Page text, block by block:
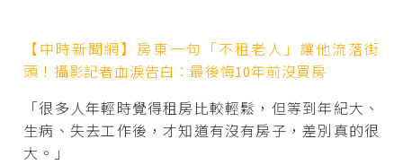
【中時新聞網】房東一句「不租老人」讓他流落街
頭！攝影記者血淚告白：最後悔10年前沒買房
「很多人年輕時覺得租房比較輕鬆，但等到年紀大、
生病、失去工作後，才知道有沒有房子，差別真的很
大。」